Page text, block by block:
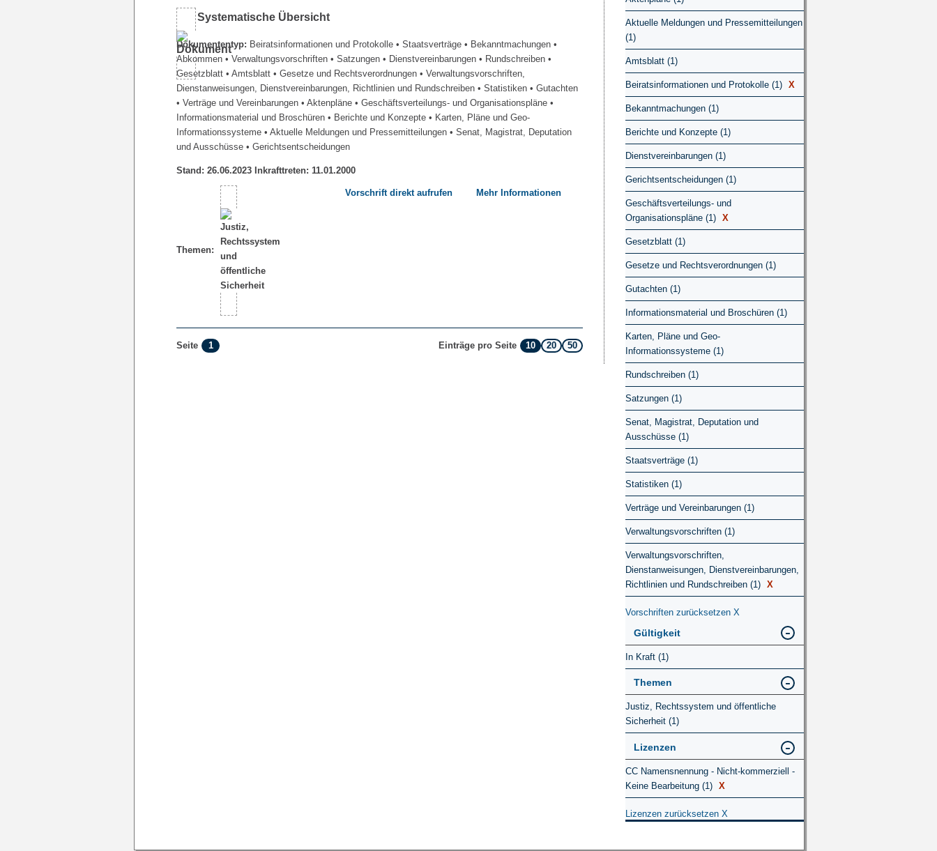
Systematische Übersicht
Dokumententyp: Beiratsinformationen und Protokolle • Staatsverträge • Bekanntmachungen •
Abkommen • Verwaltungsvorschriften • Satzungen • Dienstvereinbarungen • Rundschreiben •
Gesetzblatt • Amtsblatt • Gesetze und Rechtsverordnungen • Verwaltungsvorschriften,
Dienstanweisungen, Dienstvereinbarungen, Richtlinien und Rundschreiben • Statistiken • Gutachten
• Verträge und Vereinbarungen • Aktenpläne • Geschäftsverteilungs- und Organisationspläne •
Informationsmaterial und Broschüren • Berichte und Konzepte • Karten, Pläne und Geo-
Informationssysteme • Aktuelle Meldungen und Pressemitteilungen • Senat, Magistrat, Deputation
und Ausschüsse • Gerichtsentscheidungen
Stand: 26.06.2023 Inkrafttreten: 11.01.2000
Themen:
Vorschrift direkt aufrufen Mehr Informationen
Seite 1 Einträge pro Seite 10 20 50
Aktuelle Meldungen und Pressemitteilungen
(1)
Amtsblatt (1)
Beiratsinformationen und Protokolle (1) X
Bekanntmachungen (1)
Berichte und Konzepte (1)
Dienstvereinbarungen (1)
Gerichtsentscheidungen (1)
Geschäftsverteilungs- und
Organisationspläne (1) X
Gesetzblatt (1)
Gesetze und Rechtsverordnungen (1)
Gutachten (1)
Informationsmaterial und Broschüren (1)
Karten, Pläne und Geo-
Informationssysteme (1)
Rundschreiben (1)
Satzungen (1)
Senat, Magistrat, Deputation und
Ausschüsse (1)
Staatsverträge (1)
Statistiken (1)
Verträge und Vereinbarungen (1)
Verwaltungsvorschriften (1)
Verwaltungsvorschriften,
Dienstanweisungen, Dienstvereinbarungen,
Richtlinien und Rundschreiben (1) X
Vorschriften zurücksetzen X
Gültigkeit
In Kraft (1)
Themen
Justiz, Rechtssystem und öffentliche
Sicherheit (1)
Lizenzen
CC Namensnennung - Nicht-kommerziell -
Keine Bearbeitung (1) X
Lizenzen zurücksetzen X